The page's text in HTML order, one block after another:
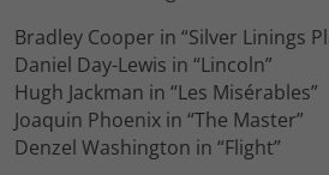
Bradley Cooper in “Silver Linings
Daniel Day-Lewis in “Lincoln”
Hugh Jackman in “Les Misérables”
Joaquin Phoenix in “The Master”
Denzel Washington in “Flight”